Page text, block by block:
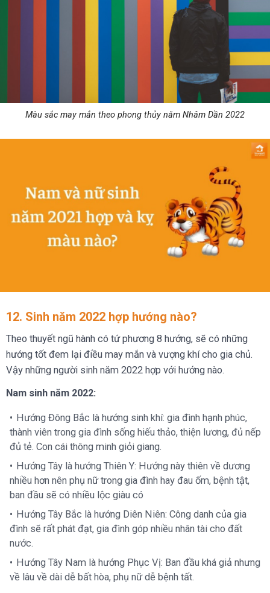
Màu sắc may mắn theo phong thủy năm Nhâm Dần 2022
12. Sinh năm 2022 hợp hướng nào?
Theo thuyết ngũ hành có tứ phương 8 hướng, sẽ có những
hướng tốt đem lại điều may mắn và vượng khí cho gia chủ.
Vậy những người sinh năm 2022 hợp với hướng nào.
Nam sinh năm 2022:
Hướng Đông Bắc là hướng sinh khí: gia đình hạnh phúc,
thành viên trong gia đình sống hiếu thảo, thiện lương, đủ nếp
đủ tẻ. Con cái thông minh giỏi giang.
Hướng Tây là hướng Thiên Y: Hướng này thiên về dương
nhiều hơn nên phụ nữ trong gia đình hay đau ốm, bệnh tật,
ban đầu sẽ có nhiều lộc giàu có
Hướng Tây Bắc là hướng Diên Niên: Công danh của gia
đình sẽ rất phát đạt, gia đình góp nhiều nhân tài cho đất
nước.
Hướng Tây Nam là hướng Phục Vị: Ban đầu khá giả nhưng
về lâu về dài dễ bất hòa, phụ nữ dễ bệnh tất.